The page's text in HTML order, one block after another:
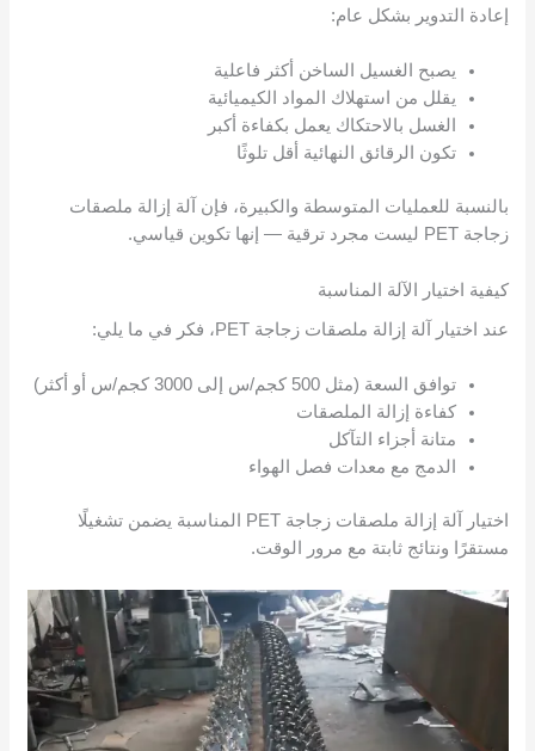
إعادة التدوير بشكل عام:
يصبح الغسيل الساخن أكثر فاعلية
يقلل من استهلاك المواد الكيميائية
الغسل بالاحتكاك يعمل بكفاءة أكبر
تكون الرقائق النهائية أقل تلوثًا
بالنسبة للعمليات المتوسطة والكبيرة، فإن آلة إزالة ملصقات
زجاجة PET ليست مجرد ترقية — إنها تكوين قياسي.
كيفية اختيار الآلة المناسبة
عند اختيار آلة إزالة ملصقات زجاجة PET، فكر في ما يلي:
توافق السعة (مثل 500 كجم/س إلى 3000 كجم/س أو أكثر)
كفاءة إزالة الملصقات
متانة أجزاء التآكل
الدمج مع معدات فصل الهواء
اختيار آلة إزالة ملصقات زجاجة PET المناسبة يضمن تشغيلًا
مستقرًا ونتائج ثابتة مع مرور الوقت.